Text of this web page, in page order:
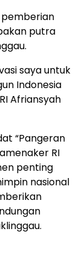
putra
saya untuk
Indonesia
Afriansyah
“Pangeran
RI
penting
nasional